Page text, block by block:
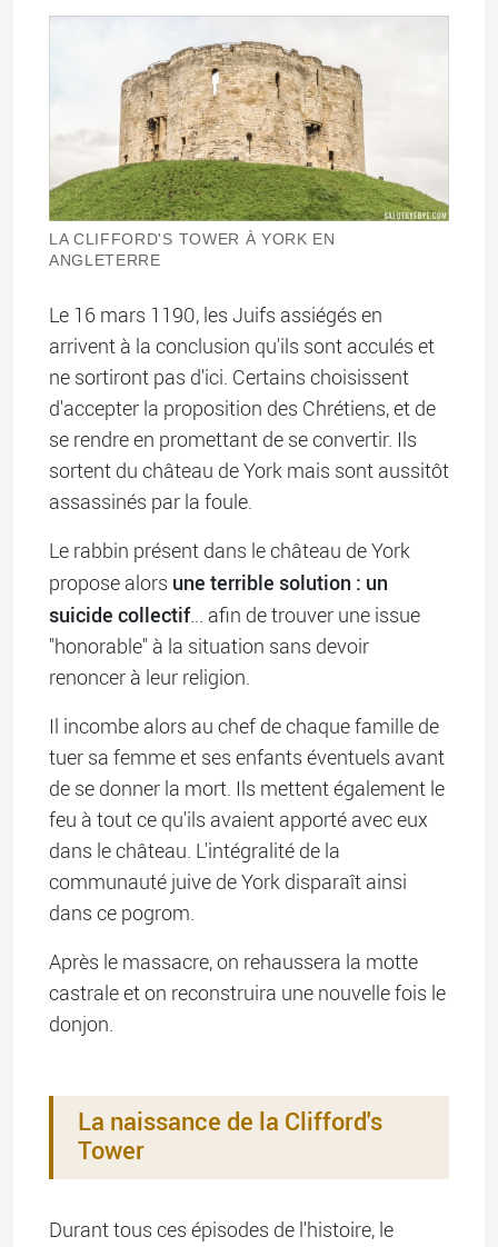
LA CLIFFORD'S TOWER À YORK EN
ANGLETERRE
Le 16 mars 1190, les Juifs assiégés en
arrivent à la conclusion qu'ils sont acculés et
ne sortiront pas d'ici. Certains choisissent
d'accepter la proposition des Chrétiens, et de
se rendre en promettant de se convertir. Ils
sortent du château de York mais sont aussitôt
assassinés par la foule.
Le rabbin présent dans le château de York
propose alors une terrible solution : un
suicide collectif... afin de trouver une issue
"honorable" à la situation sans devoir
renoncer à leur religion.
Il incombe alors au chef de chaque famille de
tuer sa femme et ses enfants éventuels avant
de se donner la mort. Ils mettent également le
feu à tout ce qu'ils avaient apporté avec eux
dans le château. L'intégralité de la
communauté juive de York disparaît ainsi
dans ce pogrom.
Après le massacre, on rehaussera la motte
castrale et on reconstruira une nouvelle fois le
donjon.
La naissance de la Clifford's
Tower
Durant tous ces épisodes de l'histoire, le